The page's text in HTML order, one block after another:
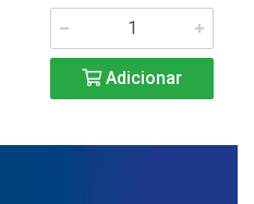
Adicionar